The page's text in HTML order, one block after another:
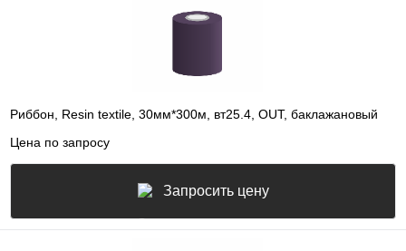
Риббон, Resin textile, 30мм*300м, вт25.4, OUT, баклажановый
Цена по запросу
Запросить цену